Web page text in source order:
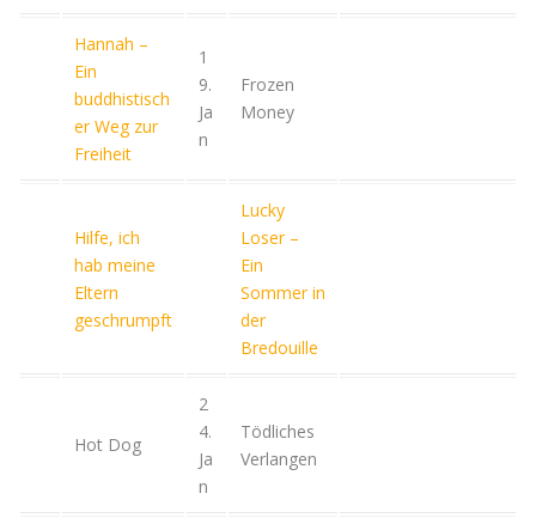
Hannah –
Ein
buddhistisch
er Weg zur
Freiheit
1
9.
Ja
n
Frozen
Money
Hilfe, ich
hab meine
Eltern
geschrumpft
Lucky
Loser –
Ein
Sommer in
der
Bredouille
Hot Dog
2
4.
Ja
n
Tödliches
Verlangen